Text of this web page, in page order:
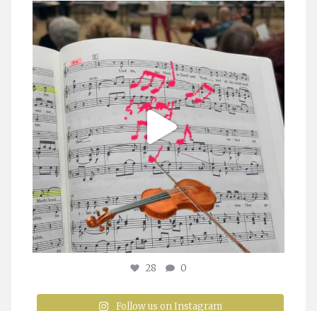
stuttgarter_oratorienchor
Juli 23
28 0
Follow us on Instagram